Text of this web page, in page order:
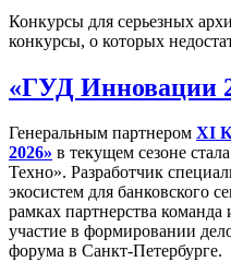
Конкурсы для серьезных
конкурсы, о которых
«ГУД Инновации
Генеральным партнером XI
2026» в текущем сезоне
Техно». Разработчик
экосистем для банковского
рамках партнерства команда
участие в формировании
форума в Санкт-Петербурге.